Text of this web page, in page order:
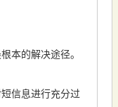
本的解决途径。
信息进行充分过